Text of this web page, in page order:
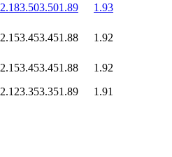
2.183.503.501.89 1.93
2.153.453.451.88 1.92
2.153.453.451.88 1.92
2.123.353.351.89
1.91